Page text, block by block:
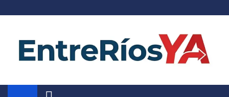
Noticias de Entre Ríos
Información de toda la provincia ahora